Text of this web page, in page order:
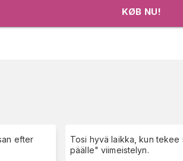
KØB NU!
efter
Tosi hyvä laikka, kun tekee
päälle" viimeistelyn.